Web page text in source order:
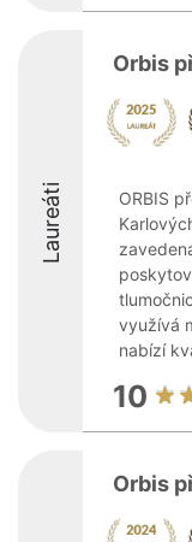
Laureáti
Orbis
ORBIS
využívá
nabízí
10
Orbis